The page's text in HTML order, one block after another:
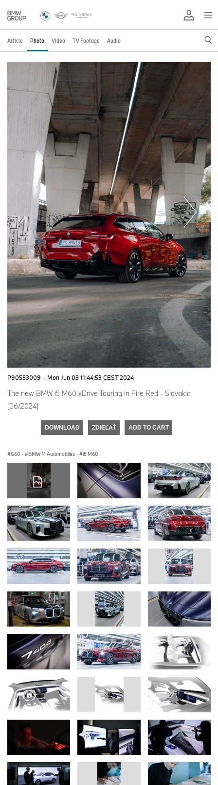
Article Photo Video TV Footage Audio
P90553009 · Mon Jun 03 11:44:53 CEST 2024
The new BMW i5 M60 xDrive Touring in Fire Red - Slovakia
(06/2024)
DOWNLOAD ZDIEĽAŤ ADD TO CART
G60 · BMW M Automobiles · i5 M60